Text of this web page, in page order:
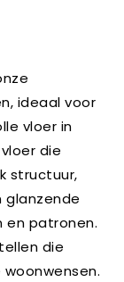
ideaal voor
vloer in
die
structuur,
glanzende
en patronen.
die